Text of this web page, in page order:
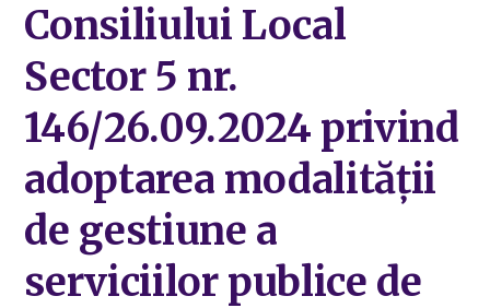
Consiliului Local
Sector 5 nr.
146/26.09.2024 privind
adoptarea modalității
de gestiune a
serviciilor publice de